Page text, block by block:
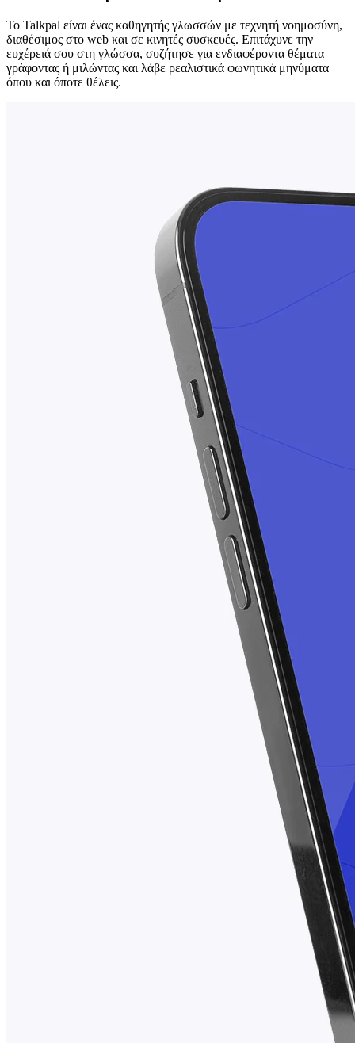
Το Talkpal είναι ένας καθηγητής γλωσσών με τεχνητή νοημοσύνη,
διαθέσιμος στο web και σε κινητές συσκευές. Επιτάχυνε την
ευχέρειά σου στη γλώσσα, συζήτησε για ενδιαφέροντα θέματα
γράφοντας ή μιλώντας και λάβε ρεαλιστικά φωνητικά μηνύματα
όπου και όποτε θέλεις.